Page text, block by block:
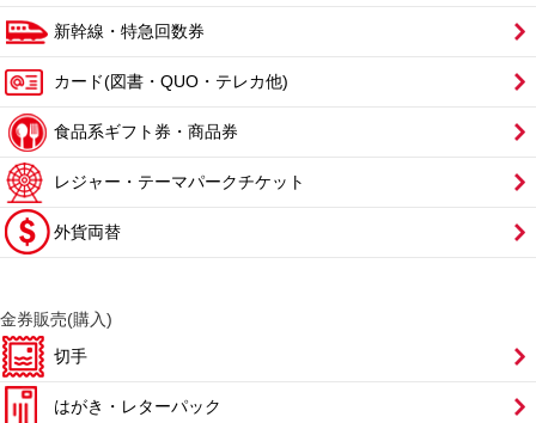
新幹線・特急回数券
カード(図書・QUO・テレカ他)
食品系ギフト券・商品券
レジャー・テーマパークチケット
外貨両替
金券販売(購入)
切手
はがき・レターパック